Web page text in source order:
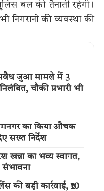
बल की तैनाती रहेगी।
निगरानी की व्यवस्था की
अवैध जुआ मामले में 3
चौकी प्रभारी भी
का किया औचक
सख्त निर्देश
खन्ना का भव्य स्वागत,
संभावना
की बड़ी कार्रवाई, ₹10